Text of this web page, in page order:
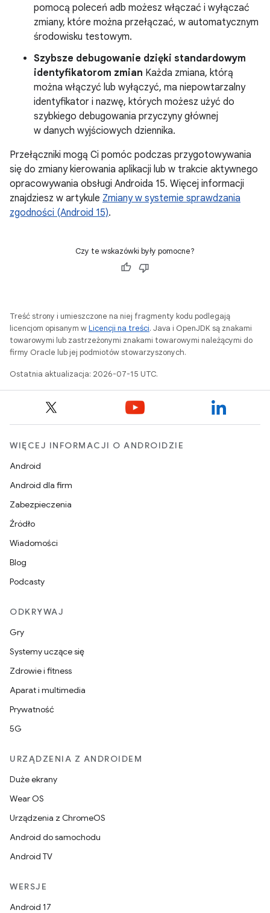
pomocą poleceń adb możesz włączać i wyłączać
zmiany, które można przełączać, w automatycznym
środowisku testowym.
Szybsze debugowanie dzięki standardowym
identyfikatorom zmian Każda zmiana, którą
można włączyć lub wyłączyć, ma niepowtarzalny
identyfikator i nazwę, których możesz użyć do
szybkiego debugowania przyczyny głównej
w danych wyjściowych dziennika.
Przełączniki mogą Ci pomóc podczas przygotowywania
się do zmiany kierowania aplikacji lub w trakcie aktywnego
opracowywania obsługi Androida 15. Więcej informacji
znajdziesz w artykule Zmiany w systemie sprawdzania
zgodności (Android 15).
Czy te wskazówki były pomocne?
Treść strony i umieszczone na niej fragmenty kodu podlegają
licencjom opisanym wLicencji na treści. Java i OpenJDK są znakami
towarowymi lub zastrzeżonymi znakami towarowymi należącymi do
firmy Oracle lub jej podmiotów stowarzyszonych.
Ostatnia aktualizacja: 2026-07-15 UTC.
WIĘCEJ INFORMACJI O ANDROIDZIE
Android
Android dla firm
Zabezpieczenia
Źródło
Wiadomości
Blog
Podcasty
ODKRYWAJ
Gry
Systemy uczące się
Zdrowie i fitness
Aparat i multimedia
Prywatność
5G
URZĄDZENIA Z ANDROIDEM
Duże ekrany
Wear OS
Urządzenia z ChromeOS
Android do samochodu
Android TV
WERSJE
Android 17